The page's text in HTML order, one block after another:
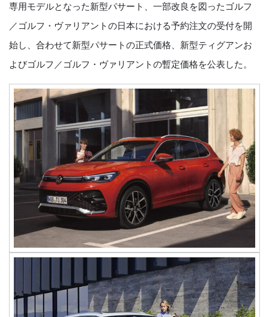
専用モデルとなった新型パサート、一部改良を図ったゴルフ
／ゴルフ・ヴァリアントの日本における予約注文の受付を開
始し、合わせて新型パサートの正式価格、新型ティグアンお
よびゴルフ／ゴルフ・ヴァリアントの暫定価格を公表した。